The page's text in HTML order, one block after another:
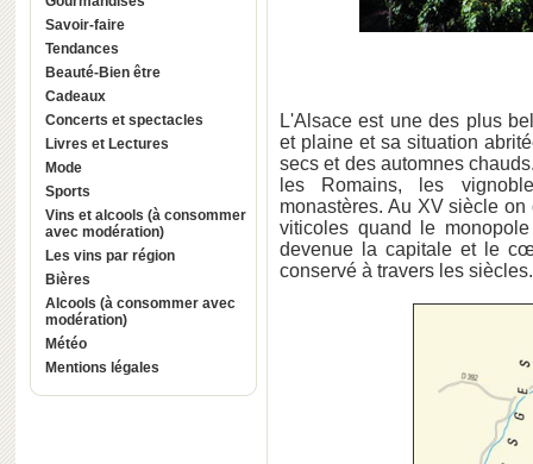
Savoir-faire
Tendances
Beauté-Bien être
Cadeaux
Concerts et spectacles
Livres et Lectures
Mode
Sports
Vins et alcools (à consommer
avec modération)
Les vins par région
Bières
Alcools (à consommer avec
modération)
Météo
Mentions légales
L'Alsace est une des plus
et plaine et sa situation
secs et des automnes
les Romains, les
monastères. Au XV siècle
viticoles quand le
devenue la capitale et le
conservé à travers les siècles.